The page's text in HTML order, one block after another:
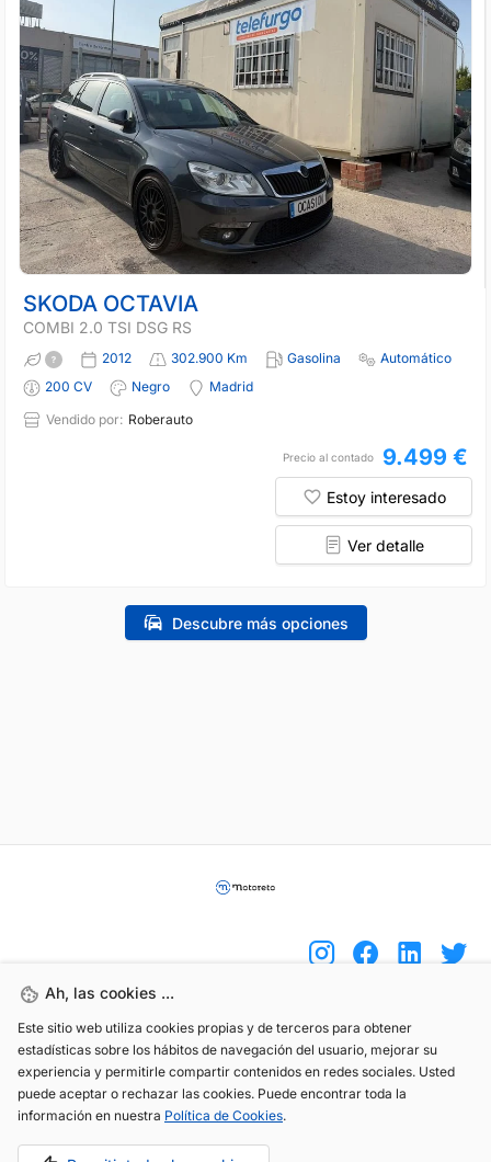
SKODA OCTAVIA
COMBI 2.0 TSI DSG RS
2012 302.900 Km Gasolina
Automático
200 CV
Negro
Madrid
Vendido por: Roberauto
Precio al contado 9.499 €
Estoy interesado
Ver detalle
Descubre más opciones
Ah, las cookies ...
Este sitio web utiliza cookies propias y de terceros para obtener
estadísticas sobre los hábitos de navegación del usuario, mejorar su
experiencia y permitirle compartir contenidos en redes sociales. Usted
puede aceptar o rechazar las cookies. Puede encontrar toda la
información en nuestra Política de Cookies.
(+34) 744 408 070
info@motoreto.com